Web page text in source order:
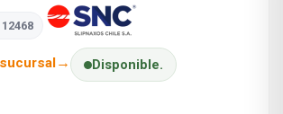
Disponible.